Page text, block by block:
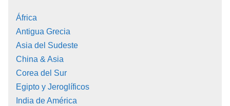
África
Antigua Grecia
Asia del Sudeste
China & Asia
Corea del Sur
Egipto y Jeroglíficos
India de América